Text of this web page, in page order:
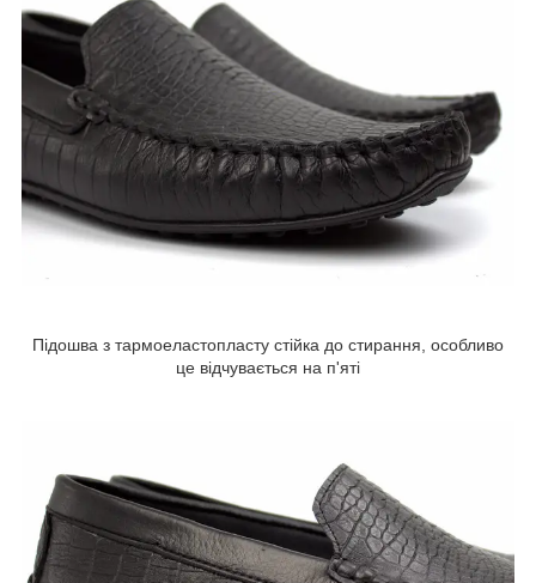
Підошва з тармоеластопласту стійка до стирання, особливо
це відчувається на п'яті